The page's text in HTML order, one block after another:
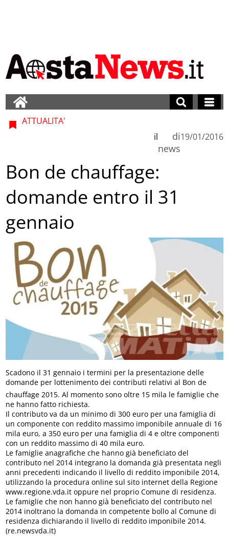
ATTUALITA'
di
news
il 19/01/2016
Bon de chauffage:
domande entro il 31
gennaio
Scadono il 31 gennaio i termini per la presentazione delle
domande per lottenimento dei contributi relativi al Bon de
chauffage 2015. Al momento sono oltre 15 mila le famiglie che
ne hanno fatto richiesta.
Il contributo va da un minimo di 300 euro per una famiglia di
un componente con reddito massimo imponibile annuale di 16
mila euro, a 350 euro per una famiglia di 4 e oltre componenti
con un reddito massimo di 40 mila euro.
Le famiglie anagrafiche che hanno già beneficiato del
contributo nel 2014 integrano la domanda già presentata negli
anni precedenti indicando il livello di reddito imponibile 2014,
utilizzando la procedura online sul sito internet della Regione
www.regione.vda.it oppure nel proprio Comune di residenza.
Le famiglie che non hanno già beneficiato del contributo nel
2014 inoltrano la domanda in competente bollo al Comune di
residenza dichiarando il livello di reddito imponibile 2014.
(re.newsvda.it)